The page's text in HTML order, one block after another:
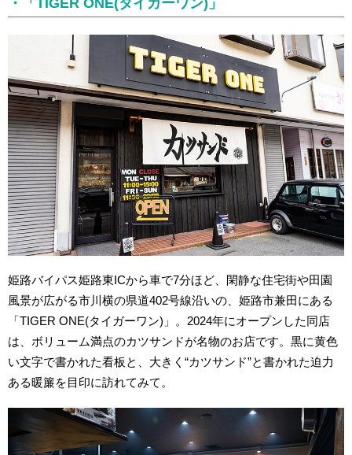
・「TIGER ONE(タイガーワン)」
姫路バイパス姫路東ICから車で7分ほど、閑静な住宅街や田園
風景が広がる市川横の県道402号線沿いの、姫路市兼田にある
「TIGER ONE(タイガーワン)」。2024年にオープンした同店
は、ボリューム満点のカツサンドが名物のお店です。黒に黄色
い文字で書かれた看板と、大きく“カツサンド”と書かれた迫力
ある暖簾を目印に訪れてみて。